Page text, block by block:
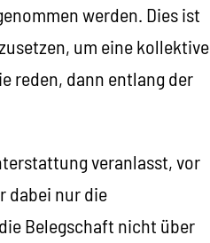
werden. Dies ist
um eine kollektive
reden, dann entlang der
veranlasst, vor
dabei nur die
Belegschaft nicht über